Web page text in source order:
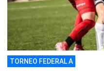
TORNEO FEDERAL A